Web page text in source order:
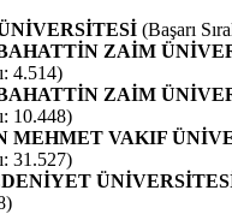
(Başarı
ZAİM
4.514)
ZAİM
10.448)
MEHMET VAKIF
31.527)